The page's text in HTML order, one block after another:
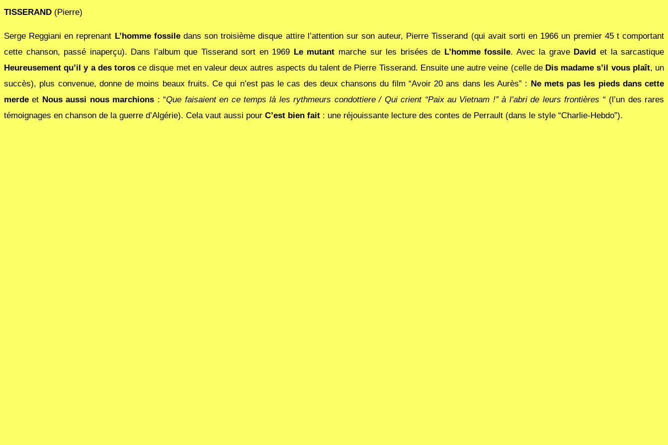
TISSERAND (Pierre)
Serge Reggiani en reprenant L’homme fossile dans son troisième disque attire l’attention sur son auteur, Pierre Tisserand (qui avait sorti en 1966 un premier 45 t comportant
cette chanson, passé inaperçu). Dans l’album que Tisserand sort en 1969 Le mutant marche sur les brisées de L’homme fossile. Avec la grave David et la sarcastique
Heureusement qu’il y a des torosce disque met en valeur deux autres aspects du talent de Pierre Tisserand. Ensuite une autre veine (celle de Dis madame s’il vous plaît, un
succès), plus convenue, donne de moins beaux fruits. Ce qui n’est pas le cas des deux chansons du film “Avoir 20 ans dans les Aurès” : Ne mets pas les pieds dans cette
merdeet Nous aussi nous marchions : “Que faisaient en ce temps là les rythmeurs condottiere / Qui crient “Paix au Vietnam !” à l’abri de leurs frontières “ (l’un des rares
témoignages en chanson de la guerre d’Algérie). Cela vaut aussi pour C’est bien fait : une réjouissante lecture des contes de Perrault (dans le style “Charlie-Hebdo”).